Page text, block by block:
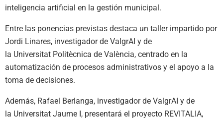
inteligencia artificial en la gestión municipal.
Entre las ponencias previstas destaca un taller impartido por
Jordi Linares, investigador de ValgrAI y de
la Universitat Politècnica de València, centrado en la
automatización de procesos administrativos y el apoyo a la
toma de decisiones.
Además, Rafael Berlanga, investigador de ValgrAI y de
la Universitat Jaume I, presentará el proyecto REVITALIA,